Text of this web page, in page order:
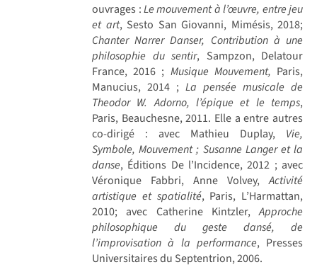
ouvrages :Le mouvement à l’œuvre, entre jeu
et art, Sesto San Giovanni, Mimésis, 2018;
Chanter Narrer Danser, Contribution à une
philosophie du sentir, Sampzon, Delatour
France, 2016 ; Musique Mouvement, Paris,
Manucius, 2014 ;La pensée musicale de
Theodor W. Adorno, l’épique et le temps,
Paris, Beauchesne, 2011. Elle a entre autres
co-dirigé : avec Mathieu Duplay, Vie,
Symbole, Mouvement; Susanne Langer et la
danse, Éditions De l’Incidence, 2012 ; avec
Véronique Fabbri, Anne Volvey,Activité
artistique et spatialité, Paris, L’Harmattan,
2010; avec Catherine Kintzler,Approche
philosophique du geste dansé, de
l’improvisation à la performance, Presses
Universitaires du Septentrion, 2006.